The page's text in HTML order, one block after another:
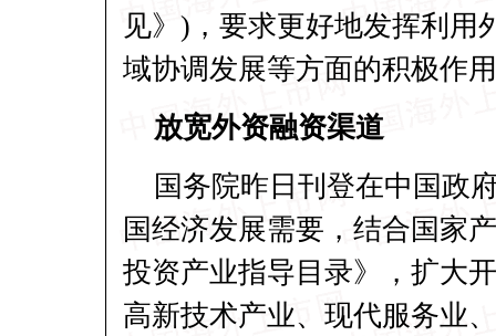
见》)，要求更好地发挥利用
域协调发展等方面的积极作
放宽外资融资渠道
国务院昨日刊登在中国政
国经济发展需要，结合国家
投资产业指导目录》，扩大
高新技术产业、现代服务业、